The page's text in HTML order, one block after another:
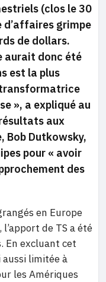
(clos le 30
d’affaires grimpe
de dollars.
aurait donc été
est la plus
», a expliqué au
aux
Bob Dutkowsky,
pour « avoir
des
en Europe
de TS a été
En excluant cet
limitée à
les Amériques